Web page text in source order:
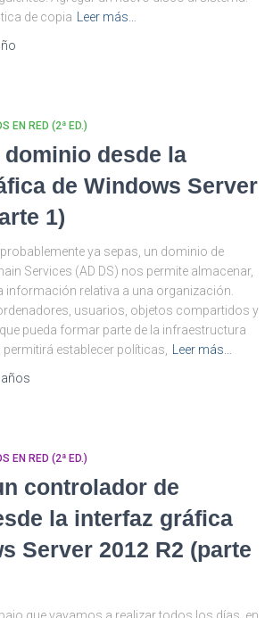
de copia
Leer más…
EN RED (2ª ED.)
desde la
de Windows Server
1)
ya sepas, un dominio de
Services (AD DS) nos permite almacenar,
información relativa a una organización.
usuarios, objetos compartidos y
pueda formar parte de la infraestructura
establecer políticas,
Leer más…
EN RED (2ª ED.)
controlador de
la interfaz gráfica
Server 2012 R2 (parte